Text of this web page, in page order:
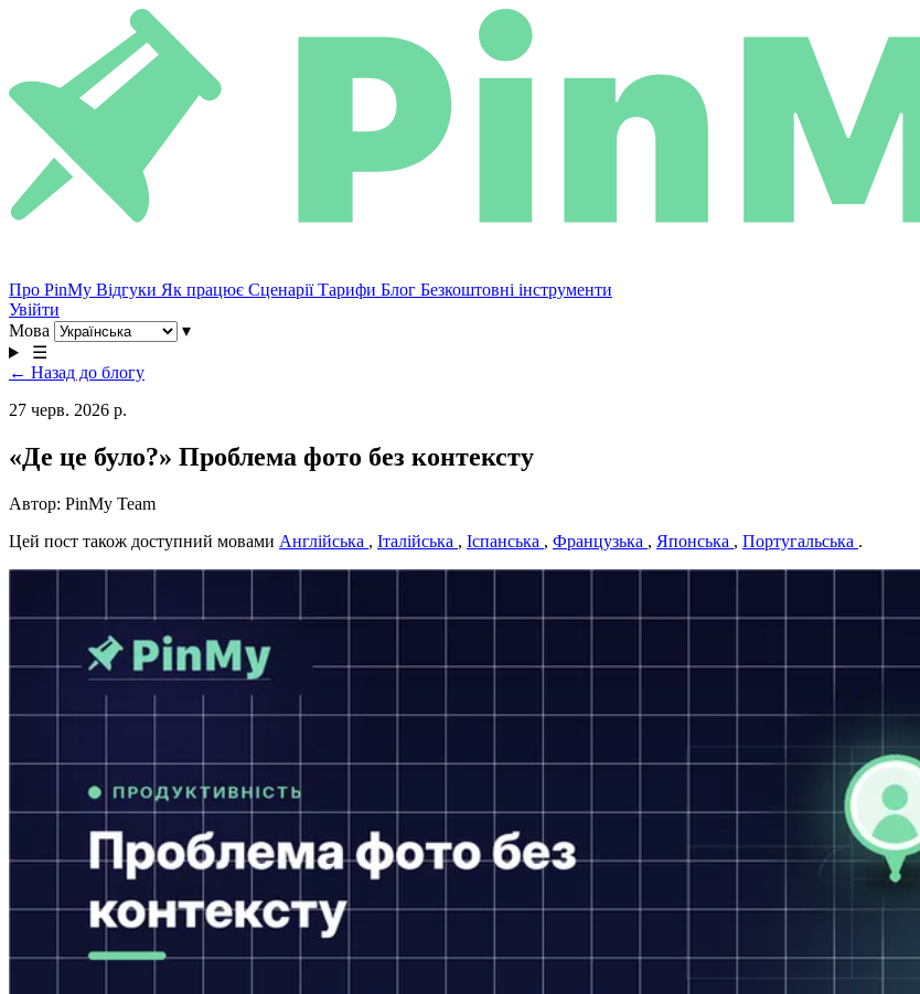
Про PinMy Відгуки Як працює СценаріїТарифи Блог Безкоштовні інструменти
Увійти
Мова
▾
☰
← Назад до блогу
27 черв. 2026 р.
«Де це було?» Проблема фото без контексту
Автор: PinMy Team
Цей пост також доступний мовами Англійська , Італійська , Іспанська , Французька , Японська , Португальська .